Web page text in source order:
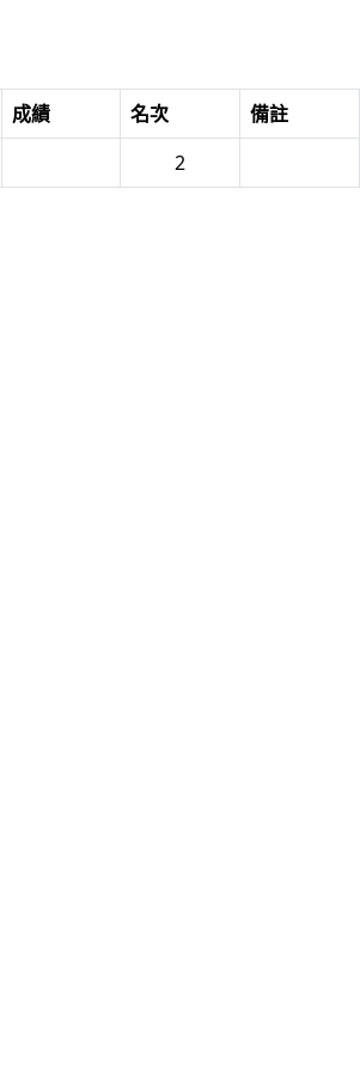
成績 名次
備註
2